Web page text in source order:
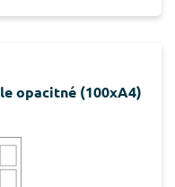
opacitné (100xA4)